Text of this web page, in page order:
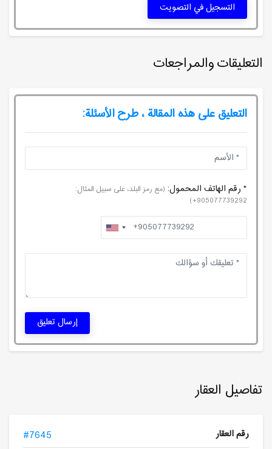
تفاصيل العقار
رقم العقار #7645
التسجيل في التصويت
التعليقات والمراجعات
التعليق على هذه المقالة ، طرح الأسئلة:
* رقم الهاتف المحمول: (مع رمز البلد، على سبيل المثال:
905077739292+)
إرسال تعليق